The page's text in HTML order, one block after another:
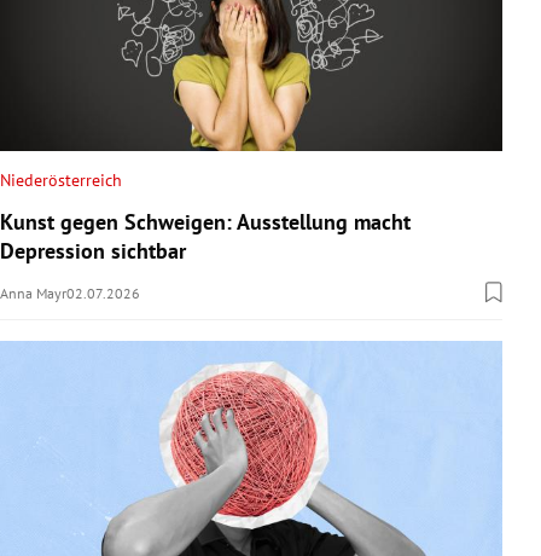
Niederösterreich
Kunst gegen Schweigen: Ausstellung macht
Depression sichtbar
Anna Mayr02.07.2026